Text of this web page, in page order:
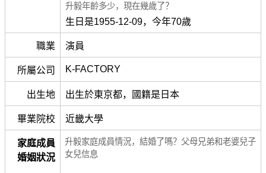
升毅年齡多少，現在幾歲了？
生日是1955-12-09，今年70歲
職業 演員
所屬公司 K-FACTORY
出生地 出生於東京都，國籍是日本
畢業院校 近畿大學
家庭成員
婚姻狀況
升毅家庭成員情況，結婚了嗎？父母兄弟和老婆兒子
女兒信息